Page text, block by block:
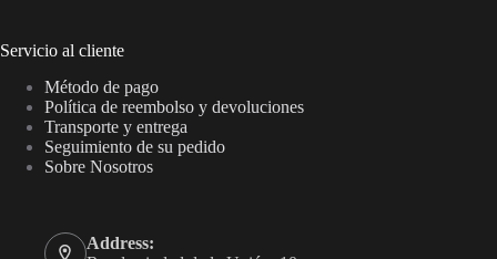
Servicio al cliente
Método de pago
Política de reembolso y devoluciones
Transporte y entrega
Seguimiento de su pedido
Sobre Nosotros
Address: